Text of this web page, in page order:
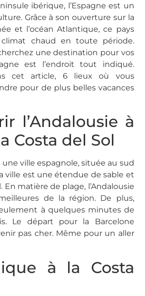
ibérique, l’Espagne est un
Grâce à son ouverture sur la
et l’océan Atlantique, ce pays
climat chaud en toute période.
une destination pour vos
est l’endroit tout indiqué.
cet article, 6 lieux où vous
pour de plus belles vacances
l’Andalousie à
Costa del Sol
une ville espagnole, située au sud
ville est une étendue de sable et
En matière de plage, l’Andalousie
de la région. De plus,
à quelques minutes de
Le départ pour la Barcelone
pas cher. Même pour un aller
à la Costa